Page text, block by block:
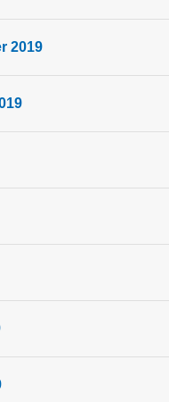
2019